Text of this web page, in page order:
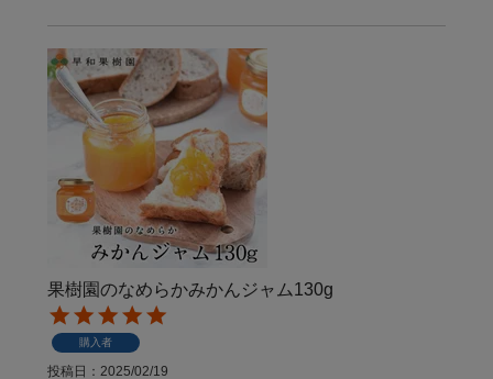
果樹園のなめらかみかんジャム130g
購入者
投稿日 2025/02/19